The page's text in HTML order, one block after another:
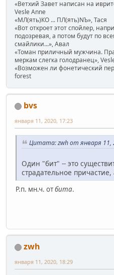
«Ветхий Завет написан на
Vesle Anne
«МЛ(ять)КО ... ПЛ(ять)NЪ», Тася
«Вот откроет этот спойлер,
подозревая, а потом будут по
смайлики...», Авал
«Томан приличный мужчина.
меркам слегка голодранец»,
«Возможен ли фонетический
forest
bvs
января 11, 2020, 17:23
Цитата: zwh от января 11,
Один "бит" -- это
страдательное
Р.п. мн.ч. отбита.
zwh
января 11, 2020, 18:29